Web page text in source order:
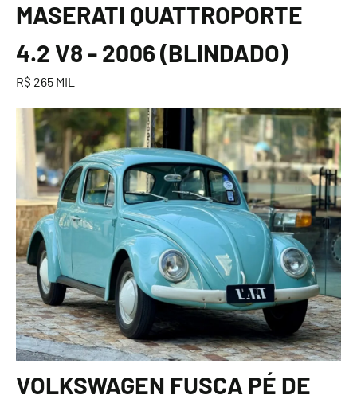
MASERATI QUATTROPORTE
4.2 V8 - 2006 (BLINDADO)
R$ 265 MIL
VOLKSWAGEN FUSCA PÉ DE